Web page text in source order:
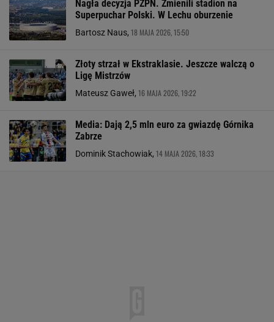
Nagła decyzja PZPN. Zmienili stadion na
Superpuchar Polski. W Lechu oburzenie
Bartosz Naus, 18 MAJA 2026, 15:50
Złoty strzał w Ekstraklasie. Jeszcze walczą o
Ligę Mistrzów
Mateusz Gaweł, 16 MAJA 2026, 19:22
Media: Dają 2,5 mln euro za gwiazdę Górnika
Zabrze
Dominik Stachowiak, 14 MAJA 2026, 18:33